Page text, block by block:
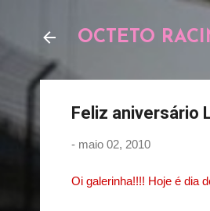
OCTETO
Feliz aniversário
- maio 02, 2010
Oi galerinha!!!! Hoje é dia